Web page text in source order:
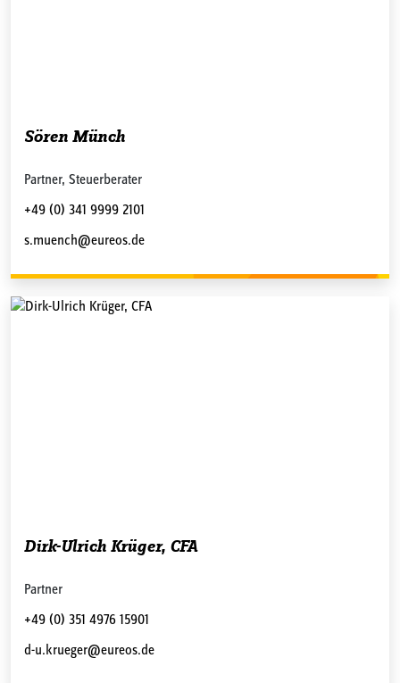
Sören Münch
Partner, Steuerberater
+49 (0) 341 9999 2101
s.muench@eureos.de
Dirk-Ulrich Krüger, CFA
Partner
+49 (0) 351 4976 15901
d-u.krueger@eureos.de